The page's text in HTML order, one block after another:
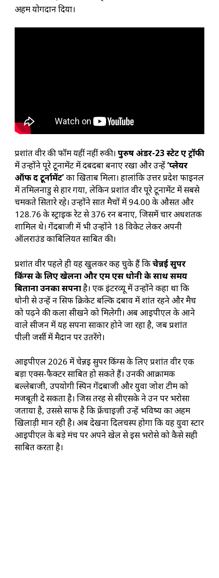
अहम योगदान दिया।
प्रशांत वीर की फॉर्म यहीं नहीं रुकी। पुरुष अंडर-23 स्टेट ए ट्रॉफी
में उन्होंने पूरे टूर्नामेंट में दबदबा बनाए रखा और उन्हें‘प्लेयर
ऑफ द टूर्नामेंट’का खिताब मिला। हालांकि उत्तर प्रदेश फाइनल
में तमिलनाडु से हार गया, लेकिन प्रशांत वीर पूरे टूर्नामेंट में सबसे
चमकते सितारे रहे। उन्होंने सात मैचों में 94.00 के औसत और
128.76 के स्ट्राइक रेट से 376 रन बनाए, जिसमें चार अर्धशतक
शामिल थे। गेंदबाजी में भी उन्होंने 18 विकेट लेकर अपनी
ऑलराउंड काबिलियत साबित की।
प्रशांत वीर पहले ही यह खुलकर कह चुके हैं किचेन्नई सुपर
किंग्स के लिए खेलना और एम एस धोनी के साथ समय
बिताना उनका सपनाहै। एक इंटरव्यू में उन्होंने कहा था कि
धोनी से उन्हें न सिर्फ क्रिकेट बल्कि दबाव में शांत रहने और मैच
को पढ़ने की कला सीखने को मिलेगी। अब आईपीएल के आने
वाले सीजन में यह सपना साकार होने जा रहा है, जब प्रशांत
पीली जर्सी में मैदान पर उतरेंगे।
आईपीएल 2026 में चेन्नई सुपर किंग्स के लिए प्रशांत वीर एक
बड़ा एक्स-फैक्टर साबित हो सकते हैं। उनकी आक्रामक
बल्लेबाजी, उपयोगी स्पिन गेंदबाजी और युवा जोश टीम को
मजबूती दे सकता है। जिस तरह से सीएसके ने उन पर भरोसा
जताया है, उससे साफ है कि फ्रेंचाइज़ी उन्हें भविष्य का अहम
खिलाड़ी मान रही है। अब देखना दिलचस्प होगा कि यह युवा स्टार
आईपीएल के बड़े मंच पर अपने खेल से इस भरोसे को कैसे सही
साबित करता है।